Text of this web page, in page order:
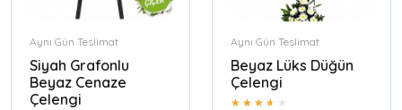
Aynı Gün Teslimat
Siyah Grafonlu
Beyaz Cenaze
Çelengi
Aynı Gün Teslimat
Beyaz Lüks Düğün
Çelengi